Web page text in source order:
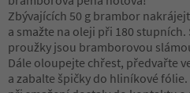
Zbývajících 50 g brambor
a smažte na oleji při 180
proužky jsou bramborovou
Dále oloupejte chřest, předvařte
a zabalte špičky do hliníkové